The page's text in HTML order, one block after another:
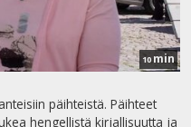
10min
päihteistä. Päihteet
hengellistä kirjallisuutta ja